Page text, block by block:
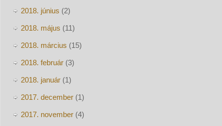
2018. június (2)
2018. május (11)
2018. március (15)
2018. február(3)
2018. január(1)
2017. december(1)
2017. november(4)